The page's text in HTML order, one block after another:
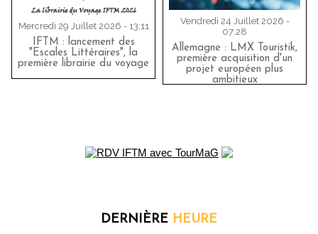
Mercredi 29 Juillet 2026 - 13:11
IFTM : lancement des
"Escales Littéraires", la
première librairie du voyage
Vendredi 24 Juillet 2026 -
07:28
Allemagne : LMX Touristik,
première acquisition d'un
projet européen plus
ambitieux
DERNIÈRE HEURE